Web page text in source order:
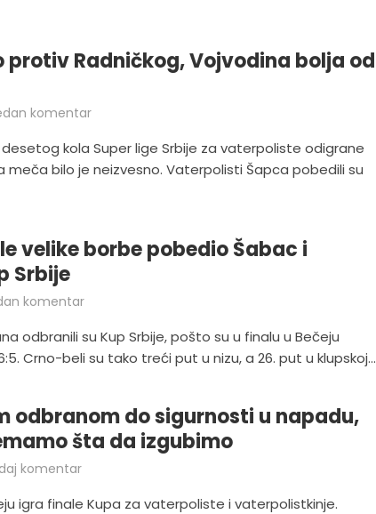
protiv Radničkog, Vojvodina bolja od
komentar
kola Super lige Srbije za vaterpoliste odigrane
meča bilo je neizvesno. Vaterpolisti Šapca pobedili su
velike borbe pobedio Šabac i
Srbije
komentar
odbranili su Kup Srbije, pošto su u finalu u Bečeju
Crno-beli su tako treći put u nizu, a 26. put u klupskoj...
odbranom do sigurnosti u napadu,
šta da izgubimo
komentar
igra finale Kupa za vaterpoliste i vaterpolistkinje.